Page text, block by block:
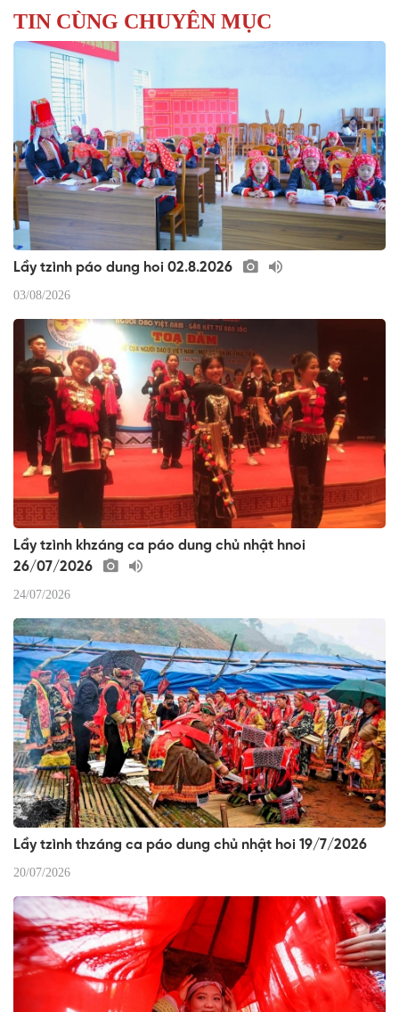
TIN CÙNG CHUYÊN MỤC
Lầy tzình páo dung hoi 02.8.2026
03/08/2026
Lầy tzình khzáng ca páo dung chủ nhật hnoi
26/07/2026
24/07/2026
Lầy tzình thzáng ca páo dung chủ nhật hoi 19/7/2026
20/07/2026